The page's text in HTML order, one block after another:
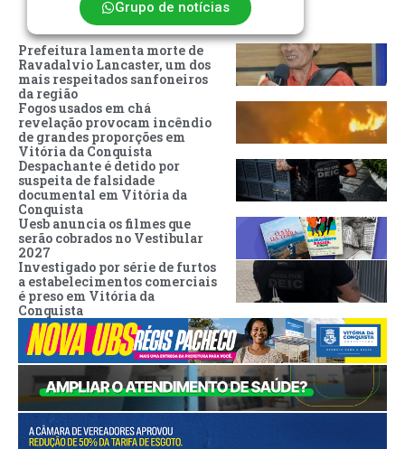
Grupo de notícias
Prefeitura lamenta morte de
Ravadalvio Lancaster, um dos
mais respeitados sanfoneiros
da região
Fogos usados em chá
revelação provocam incêndio
de grandes proporções em
Vitória da Conquista
Despachante é detido por
suspeita de falsidade
documental em Vitória da
Conquista
Uesb anuncia os filmes que
serão cobrados no Vestibular
2027
Investigado por série de furtos
a estabelecimentos comerciais
é preso em Vitória da
Conquista